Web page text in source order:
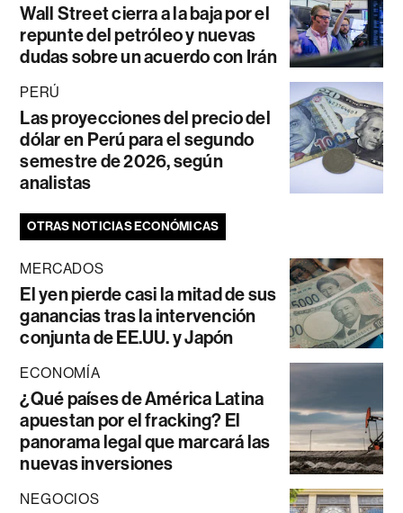
Wall Street cierra a la baja por el
repunte del petróleo y nuevas
dudas sobre un acuerdo con Irán
PERÚ
Las proyecciones del precio del
dólar en Perú para el segundo
semestre de 2026, según
analistas
OTRAS NOTICIAS ECONÓMICAS
MERCADOS
El yen pierde casi la mitad de sus
ganancias tras la intervención
conjunta de EE.UU. y Japón
ECONOMÍA
¿Qué países de América Latina
apuestan por el fracking? El
panorama legal que marcará las
nuevas inversiones
NEGOCIOS